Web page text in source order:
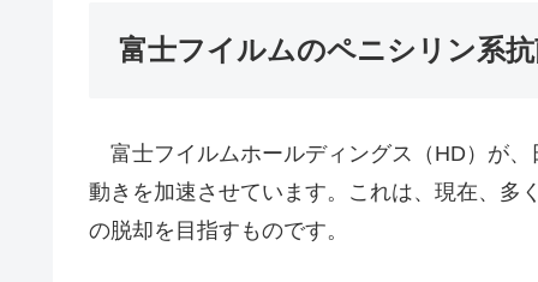
富士フイルムのペニシリン系
富士フイルムホールディングス（HD）が
動きを加速させています。これは、現在、多
の脱却を目指すものです。